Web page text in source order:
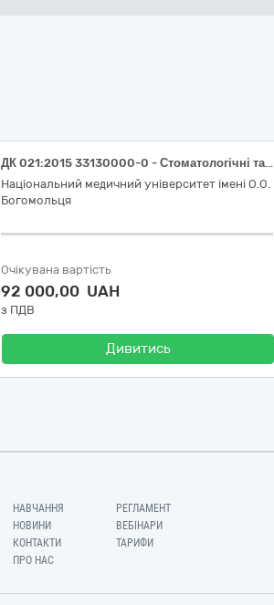
ДК 021:2015 33130000-0 - Стоматологічні та вузькоспеціалізовані інструменти та прилади (Каналонаповнювач, диски для фінішної обробки та полірування, голки карпульні; енхенц полир; ендомотор)
Національний медичний університет імені О.О.
Богомольця
Очікувана вартість
92 000,00 UAH
з ПДВ
Дивитись
НАВЧАННЯ
НОВИНИ
КОНТАКТИ
ПРО НАС
РЕГЛАМЕНТ
ВЕБІНАРИ
ТАРИФИ